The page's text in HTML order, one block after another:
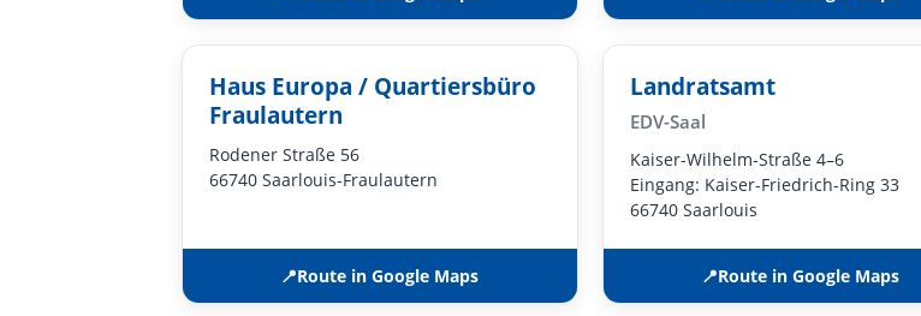
Haus Europa / Quartiersbüro
Fraulautern
Rodener Straße 56
66740 Saarlouis-Fraulautern
📍Route in Google Maps
Landratsamt
EDV-Saal
Kaiser-Wilhelm-Straße 4–6
Eingang: Kaiser-Friedrich-Ring 33
66740 Saarlouis
📍Route in Google Maps